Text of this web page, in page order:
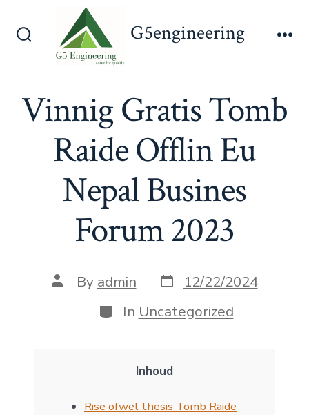
Search
Toggle
G5engineering
Vinnig Gratis Tomb
Raide Offlin Eu
Nepal Busines
Forum 2023
Post
author
By admin Post
date
12/22/2024
Categories
In Uncategorized
Inhoud
Rise ofwel thesis Tomb Raide